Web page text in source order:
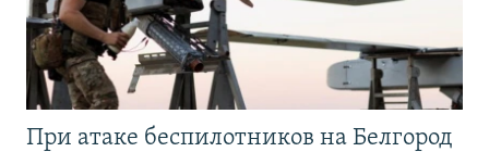
При атаке беспилотников на Белгород